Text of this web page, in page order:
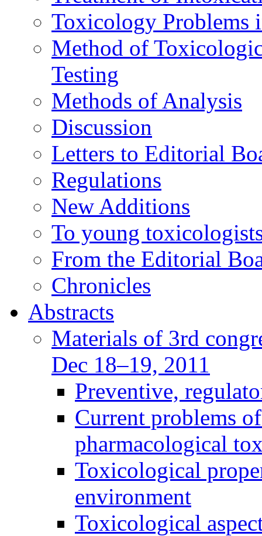
Toxicology Problems
Method of
Testing
Methods of Analysis
Discussion
Letters to Editorial
Regulations
New Additions
To young
From the Editorial
Chronicles
Abstracts
Materials of 3rd
Dec 18–19, 2011
Preventive,
Current problems
pharmacological
Toxicological
environment
Toxicological